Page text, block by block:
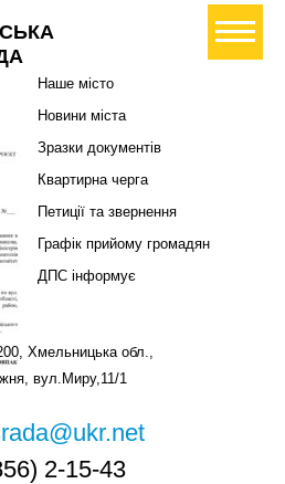
петицію
Наше місто
Новини міста
Зразки документів
Квартирна черга
Петиції та звернення
Графік прийому громадян
ДПС інформує
Хмельницька обл.,
вул.Миру,11/1
2-15-43